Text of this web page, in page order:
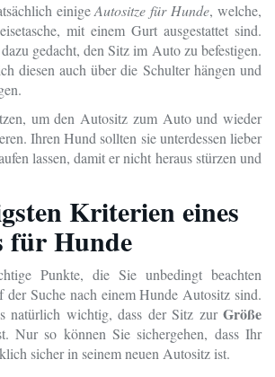
einigeAutositze für Hunde, welche,
mit einem Gurt ausgestattet sind.
gedacht, den Sitz im Auto zu befestigen.
diesen auch über die Schulter hängen und
um den Autositz zum Auto und wieder
Ihren Hund sollten sie unterdessen lieber
lassen, damit er nicht heraus stürzen und
Kriterien eines
für Hunde
Punkte, die Sie unbedingt beachten
der Suche nach einem Hunde Autositz sind.
natürlich wichtig, dass der Sitz zur Größe
Nur so können Sie sichergehen, dass Ihr
sicher in seinem neuen Autositz ist.